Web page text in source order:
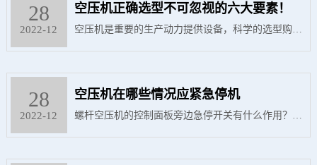
温度为20℃、相对湿度为36%状态下的空气为常态空
气。常态空气与标准空气不同于温度并含有水分。当
空气中有水气，一旦把水气分离掉，气量将有所降
低。
28
2022-12
空压机正确选型不可忽视的六大要素！
空压机是重要的生产动力提供设备，科学的选型购
买，对用户来说，非常重要。本期推出空压机选型六
大注意事项，为您科学节能，为生产提供强大动力。
28
2022-12
空压机在哪些情况应紧急停机
螺杆空压机的控制面板旁边急停开关有什么作用？顾
名思义， 急停开关主要用于处理一些紧急事件。 当
空压机处于危险状态时，或生产过程中发生突发性故